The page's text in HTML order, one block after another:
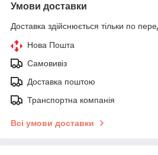
Умови доставки
Доставка здійснюється тільки по
Нова Пошта
Самовивіз
Доставка поштою
Транспортна компанія
Всі умови доставки